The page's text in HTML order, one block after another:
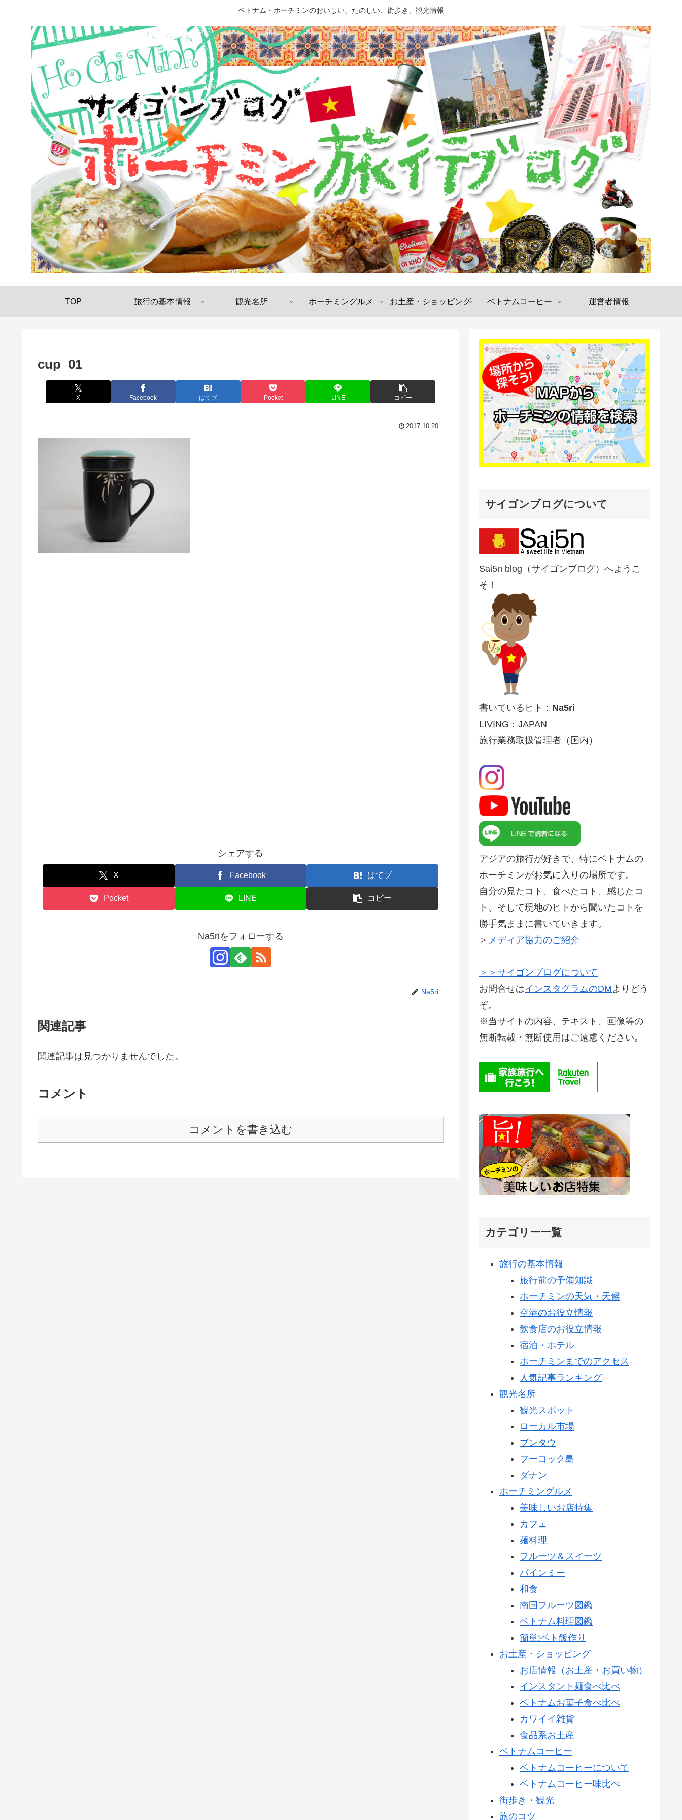
ベトナム・ホーチミンのおいしい、たのしい、街歩き、観光情報
TOP 旅行の基本情報 観光名所 ホーチミングルメ お土産・ショッピング ベトナムコーヒー 運営者情報
cup_01
X Facebook はてブ Pocket LINE コピー
2017.10.20
シェアする
X Facebook はてブ
Pocket LINE コピー
Na5riをフォローする
Na5ri
関連記事
関連記事は見つかりませんでした。
コメント
コメントを書き込む
サイゴンブログについて
Sai5n blog（サイゴンブログ）へようこ
そ！
書いているヒト： Na5ri
LIVING：JAPAN
旅行業務取扱管理者（国内）
アジアの旅行が好きで、特にベトナムの
ホーチミンがお気に入りの場所です。
自分の見たコト、食べたコト、感じたコ
ト、そして現地のヒトから聞いたコトを
勝手気ままに書いていきます。
＞ メディア協力のご紹介
＞＞サイゴンブログについて
お問合せはインスタグラムのDMよりどう
ぞ。
※当サイトの内容、テキスト、画像等の
無断転載・無断使用はご遠慮ください。
カテゴリー一覧
旅行の基本情報
旅行前の予備知識
ホーチミンの天気・天候
空港のお役立情報
飲食店のお役立情報
宿泊・ホテル
ホーチミンまでのアクセス
人気記事ランキング
観光名所
観光スポット
ローカル市場
ブンタウ
フーコック島
ダナン
ホーチミングルメ
美味しいお店特集
カフェ
麺料理
フルーツ＆スイーツ
バインミー
和食
南国フルーツ図鑑
ベトナム料理図鑑
簡単!ベト飯作り
お土産・ショッピング
お店情報（お土産・お買い物）
インスタント麺食べ比べ
ベトナムお菓子食べ比べ
カワイイ雑貨
食品系お土産
ベトナムコーヒー
ベトナムコーヒーについて
ベトナムコーヒー味比べ
街歩き・観光
旅のコツ